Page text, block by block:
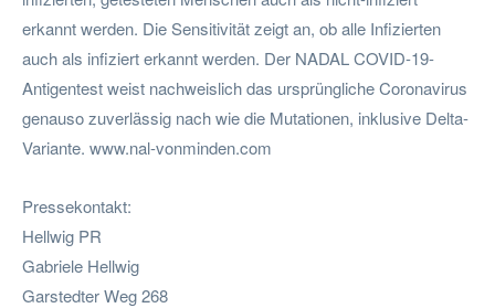
erkannt werden. Die Sensitivität zeigt an, ob alle Infizierten
auch als infiziert erkannt werden. Der NADAL COVID-19-
Antigentest weist nachweislich das ursprüngliche Coronavirus
genauso zuverlässig nach wie die Mutationen, inklusive Delta-
Variante. www.nal-vonminden.com
Pressekontakt:
Hellwig PR
Gabriele Hellwig
Garstedter Weg 268